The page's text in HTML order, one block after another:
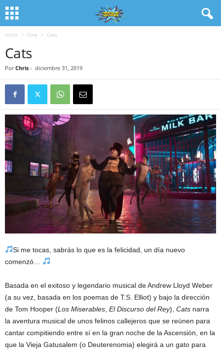
Inicio Cine Cats
Cats
Por Chris - diciembre 31, 2019
Si me tocas, sabrás lo que es la felicidad, un día nuevo
comenzó…
Basada en el exitoso y legendario musical de Andrew Lloyd Weber
(a su vez, basada en los poemas de T.S. Elliot) y bajo la dirección
de Tom Hooper (Los Miserables El Discurso del Rey), Cats narra
la aventura musical de unos felinos callejeros que se reúnen para
cantar compitiendo entre sí en la gran noche de la Ascensión, en la
que la Vieja Gatusalem (o Deuterenomia) elegirá a un gato para